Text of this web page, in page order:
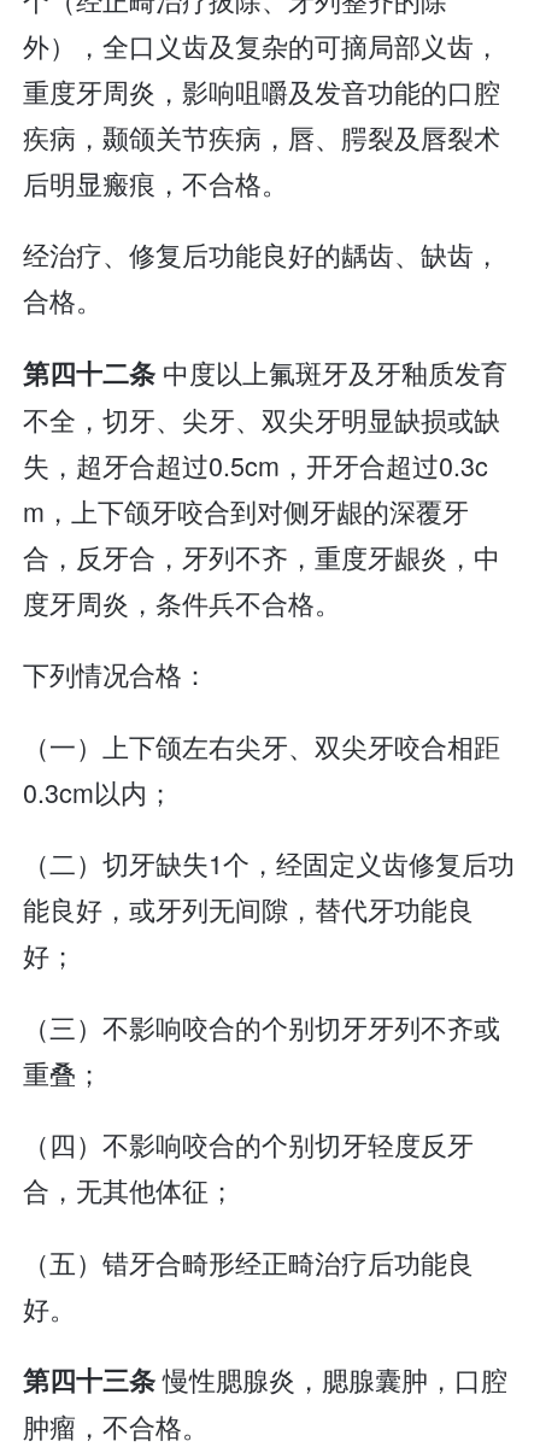
外），全口义齿及复杂的可摘局部义齿，
重度牙周炎，影响咀嚼及发音功能的口腔
疾病，颞颌关节疾病，唇、腭裂及唇裂术
后明显瘢痕，不合格。
经治疗、修复后功能良好的龋齿、缺齿，
合格。
第四十二条 中度以上氟斑牙及牙釉质发育
不全，切牙、尖牙、双尖牙明显缺损或缺
失，超牙合超过0.5cm，开牙合超过0.3c
m，上下颌牙咬合到对侧牙龈的深覆牙
合，反牙合，牙列不齐，重度牙龈炎，中
度牙周炎，条件兵不合格。
下列情况合格：
（一）上下颌左右尖牙、双尖牙咬合相距
0.3cm以内；
（二）切牙缺失1个，经固定义齿修复后功
能良好，或牙列无间隙，替代牙功能良
好；
（三）不影响咬合的个别切牙牙列不齐或
重叠；
（四）不影响咬合的个别切牙轻度反牙
合，无其他体征；
（五）错牙合畸形经正畸治疗后功能良
好。
第四十三条慢性腮腺炎，腮腺囊肿，口腔
肿瘤，不合格。